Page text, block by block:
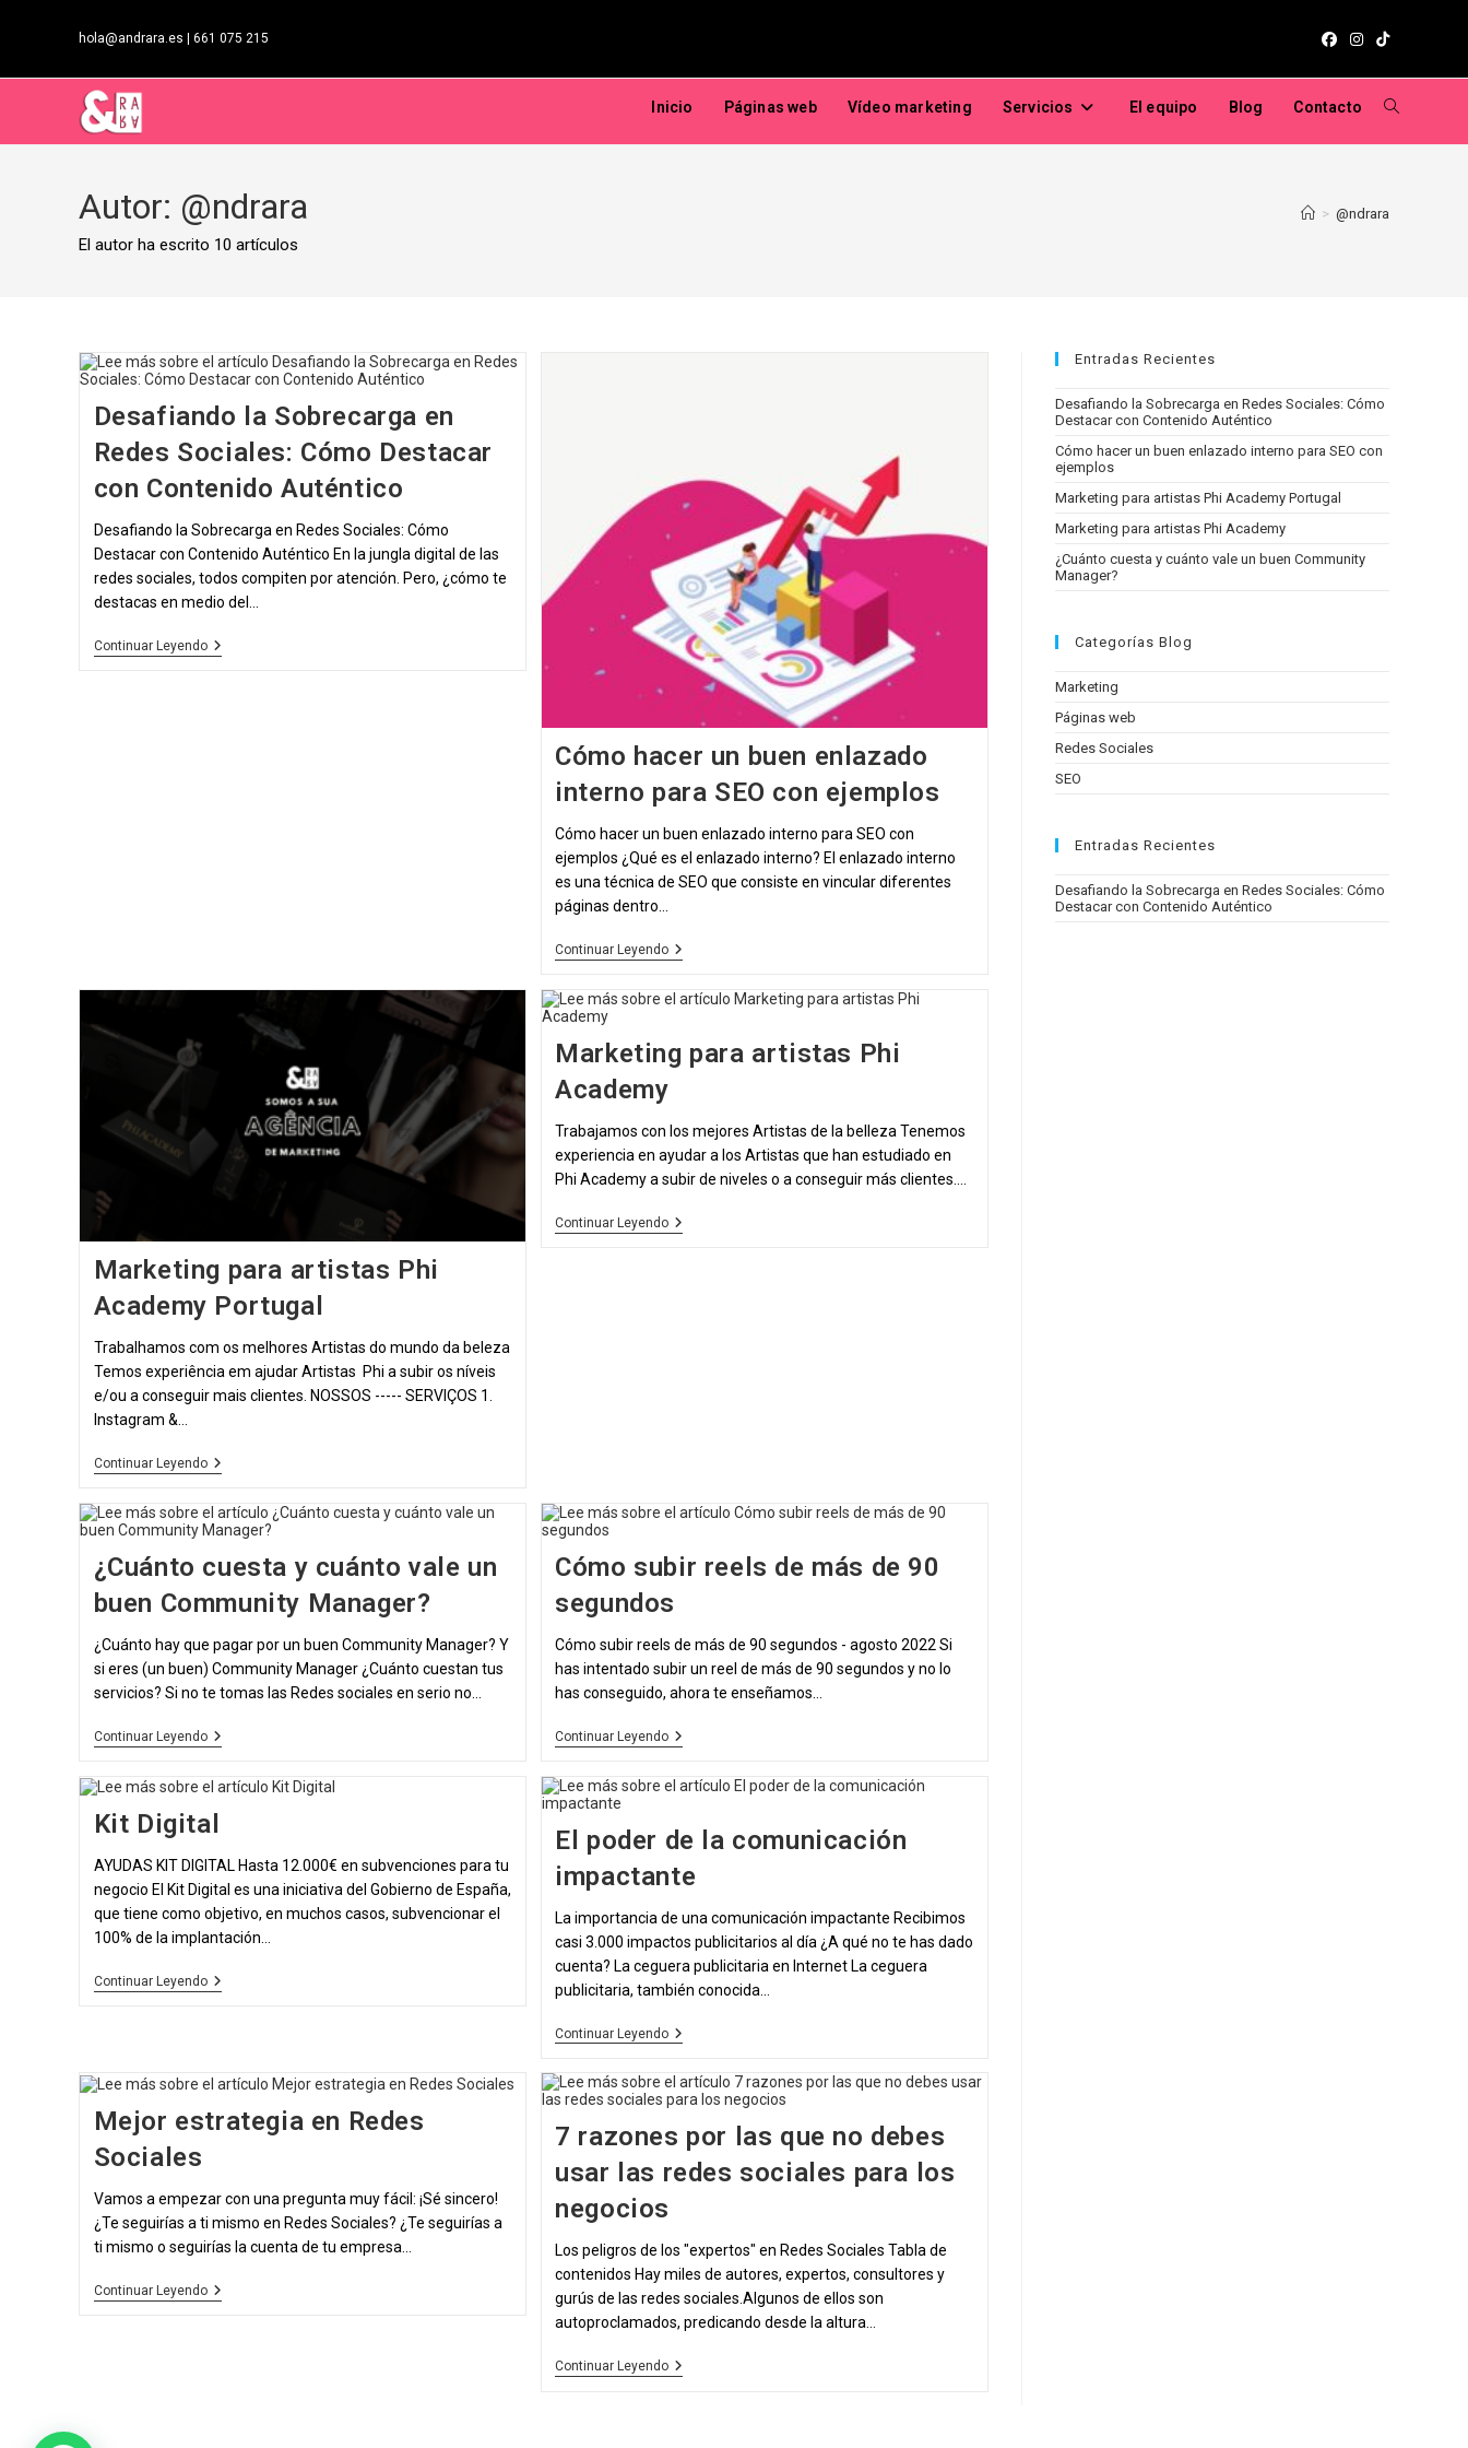
hola@andrara.es | 661 075 215
Inicio Páginas web Vídeo marketing Servicios El equipo Blog Contacto Alternar
de
Autor: @ndrara
El autor ha escrito 10 artículos
> @ndrara
Desafiando la Sobrecarga en
Redes Sociales: Cómo Destacar
con Contenido Auténtico
Desafiando la Sobrecarga en Redes Sociales: Cómo
Destacar con Contenido Auténtico En la jungla digital de las
redes sociales, todos compiten por atención. Pero, ¿cómo te
destacas en medio del…
Continuar LeyendoDesafiando
Cómo hacer un buen enlazado
interno para SEO con ejemplos
Cómo hacer un buen enlazado interno para SEO con
ejemplos ¿Qué es el enlazado interno? El enlazado interno
es una técnica de SEO que consiste en vincular diferentes
páginas dentro…
Continuar LeyendoCómo
Buen
Para
SEO
Con
Marketing para artistas Phi
Academy Portugal
Trabalhamos com os melhores Artistas do mundo da beleza
Temos experiência em ajudar Artistas Phi a subir os níveis
e/ou a conseguir mais clientes. NOSSOS ----- SERVIÇOS 1.
Instagram &…
Continuar LeyendoMarketing
Phi
Academy
Marketing para artistas Phi
Academy
Trabajamos con los mejores Artistas de la belleza Tenemos
experiencia en ayudar a los Artistas que han estudiado en
Phi Academy a subir de niveles o a conseguir más clientes.…
Continuar LeyendoMarketing
¿Cuánto cuesta y cuánto vale un
buen Community Manager?
¿Cuánto hay que pagar por un buen Community Manager? Y
si eres (un buen) Community Manager ¿Cuánto cuestan tus
servicios? Si no te tomas las Redes sociales en serio no…
Continuar Leyendo¿Cuánto
Cuánto
Un
Community
Manager?
Cómo subir reels de más de 90
segundos
Cómo subir reels de más de 90 segundos - agosto 2022 Si
has intentado subir un reel de más de 90 segundos y no lo
has conseguido, ahora te enseñamos…
Continuar LeyendoCómo
De
90
Kit Digital
AYUDAS KIT DIGITAL Hasta 12.000€ en subvenciones para tu
negocio El Kit Digital es una iniciativa del Gobierno de España,
que tiene como objetivo, en muchos casos, subvencionar el
100% de la implantación…
Continuar LeyendoKit
El poder de la comunicación
impactante
La importancia de una comunicación impactante Recibimos
casi 3.000 impactos publicitarios al día ¿A qué no te has dado
cuenta? La ceguera publicitaria en Internet La ceguera
publicitaria, también conocida…
Continuar LeyendoEl
La
Comunicación
Mejor estrategia en Redes
Sociales
Vamos a empezar con una pregunta muy fácil: ¡Sé sincero!
¿Te seguirías a ti mismo en Redes Sociales? ¿Te seguirías a
ti mismo o seguirías la cuenta de tu empresa…
Continuar LeyendoMejor
7 razones por las que no debes
usar las redes sociales para los
negocios
Los peligros de los "expertos" en Redes Sociales Tabla de
contenidos Hay miles de autores, expertos, consultores y
gurús de las redes sociales.Algunos de ellos son
autoproclamados, predicando desde la altura…
Continuar Leyendo7
Entradas Recientes
Desafiando la Sobrecarga en Redes Sociales: Cómo
Destacar con Contenido Auténtico
Cómo hacer un buen enlazado interno para SEO con
ejemplos
Marketing para artistas Phi Academy Portugal
Marketing para artistas Phi Academy
¿Cuánto cuesta y cuánto vale un buen Community
Manager?
Categorías Blog
Marketing
Páginas web
Redes Sociales
SEO
Entradas Recientes
Desafiando la Sobrecarga en Redes Sociales: Cómo
Destacar con Contenido Auténtico